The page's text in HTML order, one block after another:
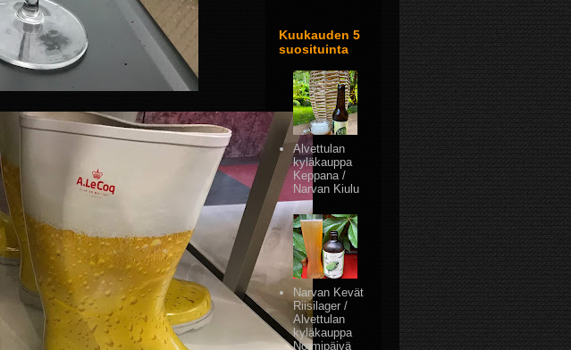
Kuukauden 5
suosituinta
Alvettulan
kyläkauppa
Keppana /
Narvan Kiulu
Narvan Kevät
Riisilager /
Alvettulan
kyläkauppa
Normipäivä